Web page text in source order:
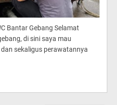
Bantar Gebang Selamat
di sini saya mau
sekaligus perawatannya